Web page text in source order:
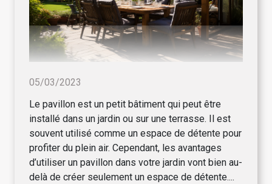
05/03/2023
Le pavillon est un petit bâtiment qui peut être
installé dans un jardin ou sur une terrasse. Il est
souvent utilisé comme un espace de détente pour
profiter du plein air. Cependant, les avantages
d’utiliser un pavillon dans votre jardin vont bien au-
delà de créer seulement un espace de détente....